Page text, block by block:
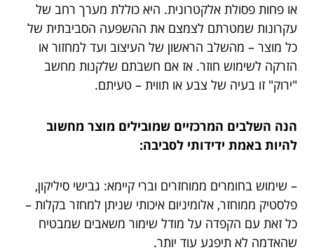
או פחות פסולת אלקטרונית. היא כוללת מערך רחב של
עקרונות שמטרתם לצמצם את ההשפעה הסביבתית של
כל מוצר – מהשלב הראשון של העיצוב ועד למחזור או
הזרקה לשימוש חוזר. אז אם חשבתם שלקנות מחשב
"ירוק" זו בעיה של צבע או תווית – טעיתם.
הנה השלבים המרכזיים שמובילים מוצר מחשוב
להיות באמת ידידותי לסביבה:
– שימוש בחומרים ממוחזרים וברי קיימא: גבישי סיליקון,
פלסטיק ממוחזר, אלומיניום איכותי שניתן למחזר בקלות –
כל זאת עם הקפדה על מודל שימור משאבים שמבטיח
שהאדמה לא תיפגע עוד יותר.